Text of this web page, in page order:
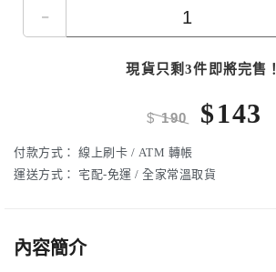
-
現貨只剩3件即將完售！
$190 $143
付款方式： 線上刷卡 / ATM 轉帳
運送方式：
宅配-免運 / 全家常溫取貨
內容簡介